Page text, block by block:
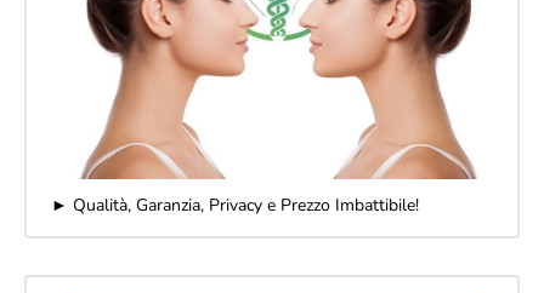
► Qualità, Garanzia, Privacy e Prezzo Imbattibile!